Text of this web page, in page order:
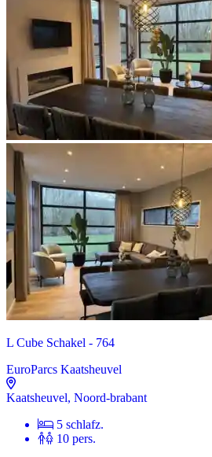
L Cube Schakel - 764
EuroParcs Kaatsheuvel
Kaatsheuvel, Noord-brabant
5 schlafz.
10 pers.